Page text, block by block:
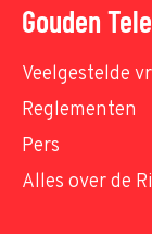
Gouden
Veelgestelde
Reglementen
Pers
Alles over de